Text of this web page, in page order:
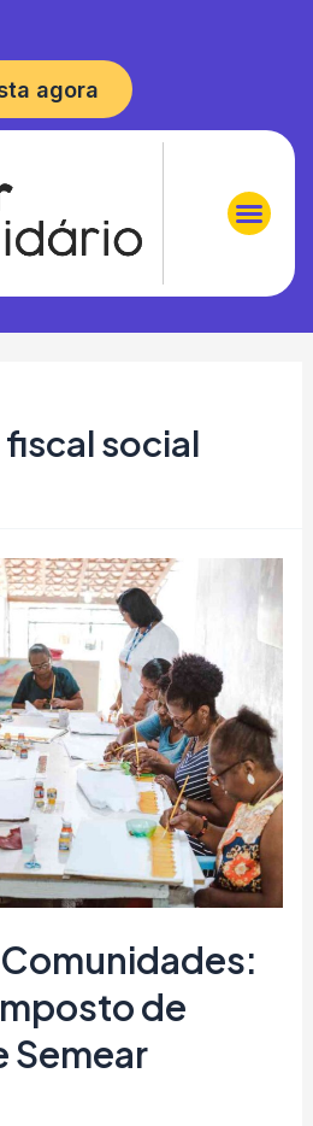
agora
social
de
Semear